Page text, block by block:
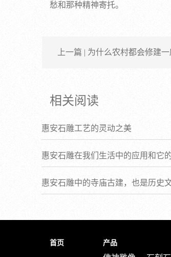
愁和那种精神寄托。
上一篇 | 为什么农村都会修建
相关阅读
惠安石雕工艺的灵动之美
惠安石雕在我们生活中的应用和它
惠安石雕中的寺庙古建，也是历史
首页 产品